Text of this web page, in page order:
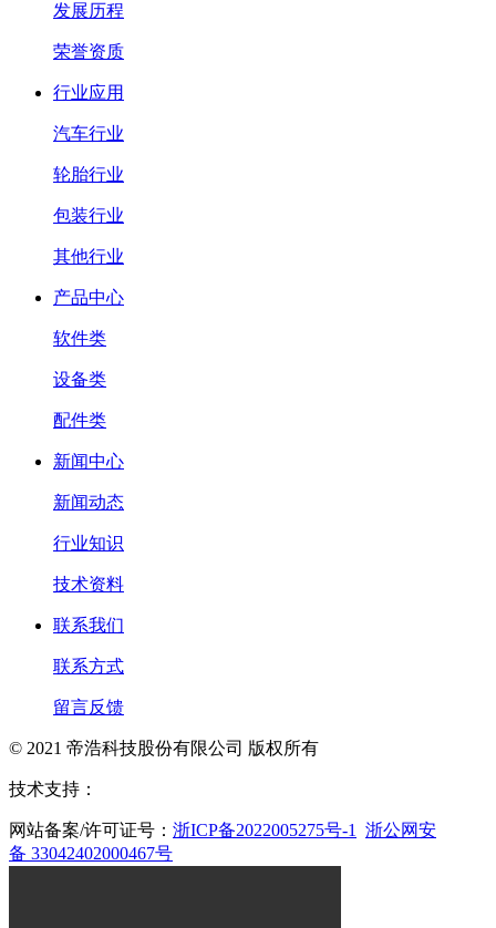
发展历程
荣誉资质
行业应用
汽车行业
轮胎行业
包装行业
其他行业
产品中心
软件类
设备类
配件类
新闻中心
新闻动态
行业知识
技术资料
联系我们
联系方式
留言反馈
© 2021 帝浩科技股份有限公司 版权所有
技术支持：
网站备案/许可证号： 浙ICP备2022005275号-1 浙公网安
备 33042402000467号